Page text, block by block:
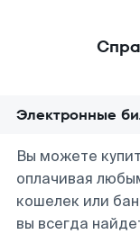
Электронные
Вы можете
оплачивая
кошелек или
вы всегда